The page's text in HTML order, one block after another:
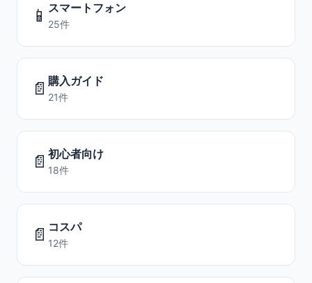
📱 スマートフォン
25件
📄 購入ガイド
21件
📄 初心者向け
18件
📄 コスパ
12件